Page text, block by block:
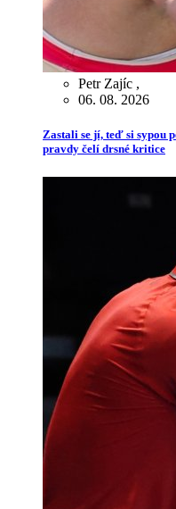
Petr Zajíc ,
06. 08. 2026
Zastali se jí, teď si sypou
pravdy čelí drsné kritice